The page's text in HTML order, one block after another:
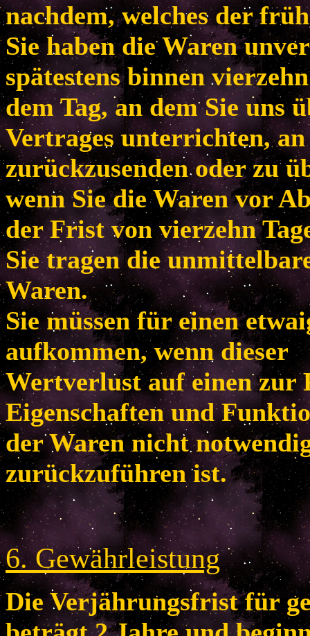
nachdem, welches der
Sie haben die Waren
spätestens binnen
dem Tag, an dem Sie uns
Vertrages unterrichten, an
zurückzusenden oder zu
wenn Sie die Waren vor
der Frist von vierzehn
Sie tragen die
Waren.
Sie müssen für einen
aufkommen, wenn dieser
Wertverlust auf einen zur
Eigenschaften und
der Waren nicht
zurückzuführen ist.
6. Gewährleistung
Die Verjährungsfrist für